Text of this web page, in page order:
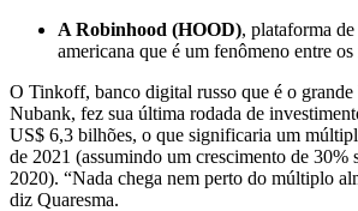
A Robinhood (HOOD), plataforma
americana que é um fenômeno entre
O Tinkoff, banco digital russo que é o grande
Nubank, fez sua última rodada de
US$ 6,3 bilhões, o que significaria um
de 2021 (assumindo um crescimento de 30%
2020). “Nada chega nem perto do múltiplo
diz Quaresma.